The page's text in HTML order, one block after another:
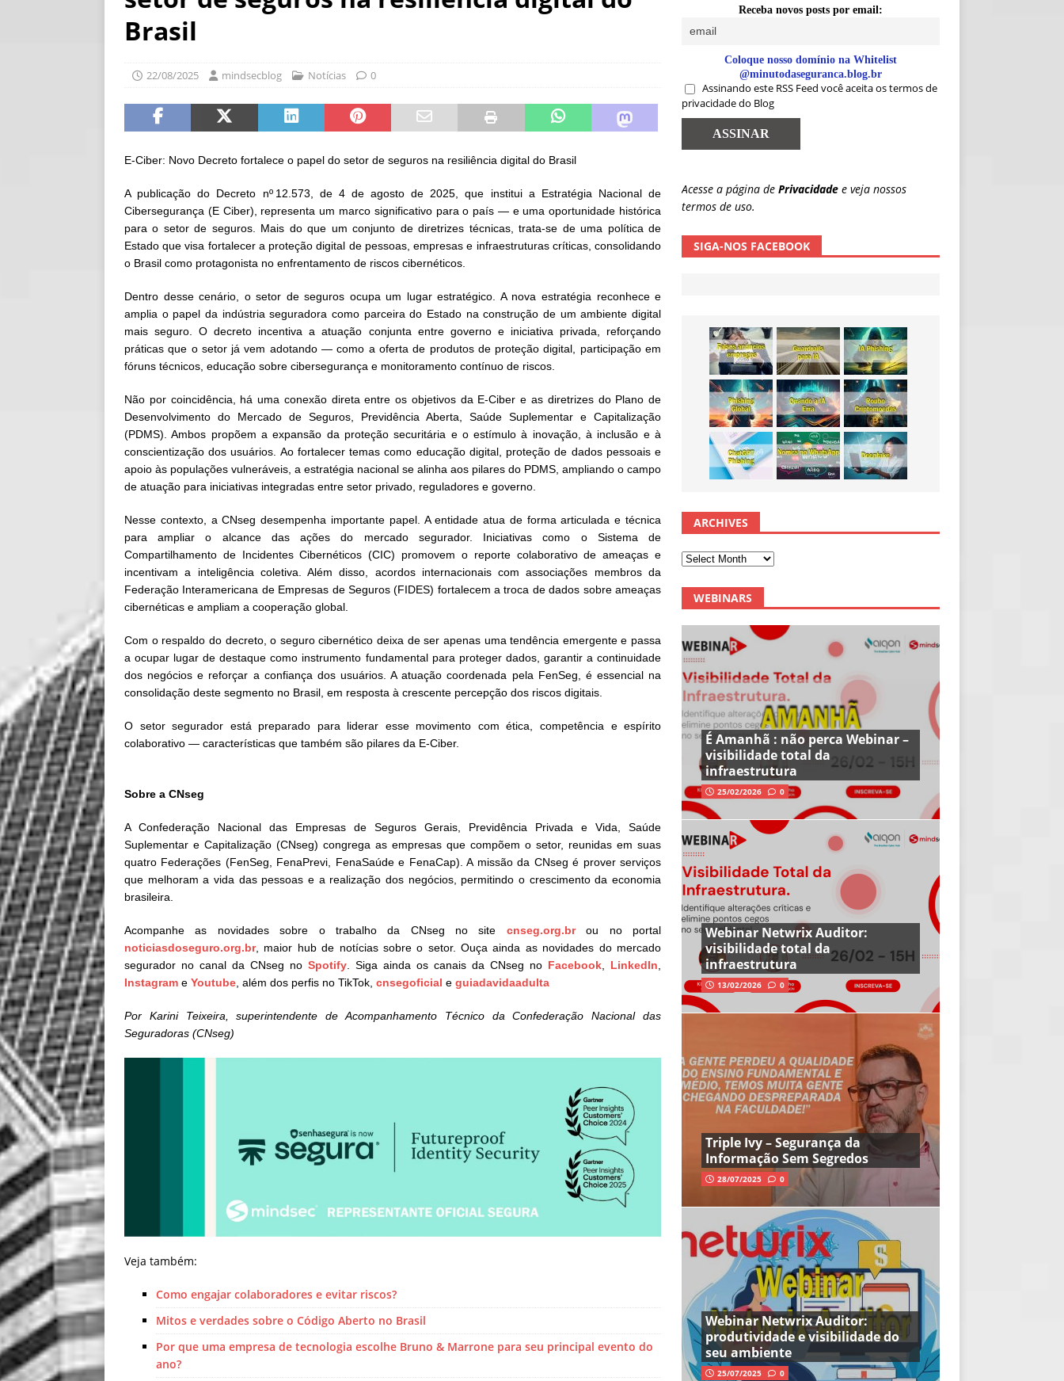
[ 06/08/2026 ] Quando a IA toma a decisão errada, quem responde pela conta?
Brasil
22/08/2025 mindsecblog Notícias 0
E-Ciber: Novo Decreto fortalece o papel do setor de seguros na resiliência digital do Brasil
A publicação do Decreto nº 12.573, de 4 de agosto de 2025, que institui a Estratégia Nacional de
Cibersegurança (E Ciber), representa um marco significativo para o país — e uma oportunidade histórica
para o setor de seguros. Mais do que um conjunto de diretrizes técnicas, trata-se de uma política de
Estado que visa fortalecer a proteção digital de pessoas, empresas e infraestruturas críticas, consolidando
o Brasil como protagonista no enfrentamento de riscos cibernéticos.
Dentro desse cenário, o setor de seguros ocupa um lugar estratégico. A nova estratégia reconhece e
amplia o papel da indústria seguradora como parceira do Estado na construção de um ambiente digital
mais seguro. O decreto incentiva a atuação conjunta entre governo e iniciativa privada, reforçando
práticas que o setor já vem adotando — como a oferta de produtos de proteção digital, participação em
fóruns técnicos, educação sobre cibersegurança e monitoramento contínuo de riscos.
Não por coincidência, há uma conexão direta entre os objetivos da E-Ciber e as diretrizes do Plano de
Desenvolvimento do Mercado de Seguros, Previdência Aberta, Saúde Suplementar e Capitalização
(PDMS). Ambos propõem a expansão da proteção securitária e o estímulo à inovação, à inclusão e à
conscientização dos usuários. Ao fortalecer temas como educação digital, proteção de dados pessoais e
apoio às populações vulneráveis, a estratégia nacional se alinha aos pilares do PDMS, ampliando o campo
de atuação para iniciativas integradas entre setor privado, reguladores e governo.
Nesse contexto, a CNseg desempenha importante papel. A entidade atua de forma articulada e técnica
para ampliar o alcance das ações do mercado segurador. Iniciativas como o Sistema de
Compartilhamento de Incidentes Cibernéticos (CIC) promovem o reporte colaborativo de ameaças e
incentivam a inteligência coletiva. Além disso, acordos internacionais com associações membros da
Federação Interamericana de Empresas de Seguros (FIDES) fortalecem a troca de dados sobre ameaças
cibernéticas e ampliam a cooperação global.
Com o respaldo do decreto, o seguro cibernético deixa de ser apenas uma tendência emergente e passa
a ocupar lugar de destaque como instrumento fundamental para proteger dados, garantir a continuidade
dos negócios e reforçar a confiança dos usuários. A atuação coordenada pela FenSeg, é essencial na
consolidação deste segmento no Brasil, em resposta à crescente percepção dos riscos digitais.
O setor segurador está preparado para liderar esse movimento com ética, competência e espírito
colaborativo — características que também são pilares da E-Ciber.
Sobre a CNseg
A Confederação Nacional das Empresas de Seguros Gerais, Previdência Privada e Vida, Saúde
Suplementar e Capitalização (CNseg) congrega as empresas que compõem o setor, reunidas em suas
quatro Federações (FenSeg, FenaPrevi, FenaSaúde e FenaCap). A missão da CNseg é prover serviços
que melhoram a vida das pessoas e a realização dos negócios, permitindo o crescimento da economia
brasileira.
Acompanhe as novidades sobre o trabalho da CNseg no site cnseg.org.brou no portal
noticiasdoseguro.org.br, maior hub de notícias sobre o setor. Ouça ainda as novidades do mercado
segurador no canal da CNseg no Spotify . Siga ainda os canais da CNseg no Facebook LinkedIn
Instagram e Youtube , além dos perfis no TikTok, cnsegoficial e guiadavidaadulta
Por Karini Teixeira, superintendente de Acompanhamento Técnico da Confederação Nacional das
Seguradoras (CNseg)
Veja também:
Como engajar colaboradores e evitar riscos?
Mitos e verdades sobre o Código Aberto no Brasil
Por que uma empresa de tecnologia escolhe Bruno & Marrone para seu principal evento do
ano?
Receba novos posts por email:
Coloque nosso domínio na Whitelist
@minutodaseguranca.blog.br
Assinando este RSS Feed você aceita os termos de
privacidade do Blog
Acesse a página de Privacidade e veja nossos
termos de uso.
SIGA-NOS FACEBOOK
ARCHIVES
WEBINARS
É Amanhã : não perca Webinar –
visibilidade total da
infraestrutura
25/02/2026 0
Webinar Netwrix Auditor:
visibilidade total da
infraestrutura
13/02/2026 0
Triple Ivy – Segurança da
Informação Sem Segredos
28/07/2025 0
Webinar Netwrix Auditor:
produtividade e visibilidade do
seu ambiente
25/07/2025 0